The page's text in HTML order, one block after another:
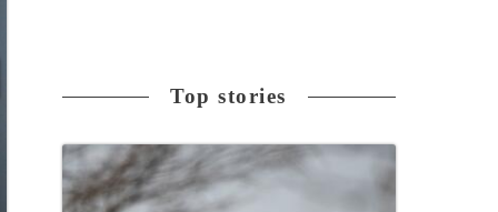
Top stories